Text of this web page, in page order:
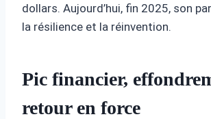
dollars. Aujourd’hui, fin 2025, son
la résilience et la réinvention.
Pic financier,
retour en force